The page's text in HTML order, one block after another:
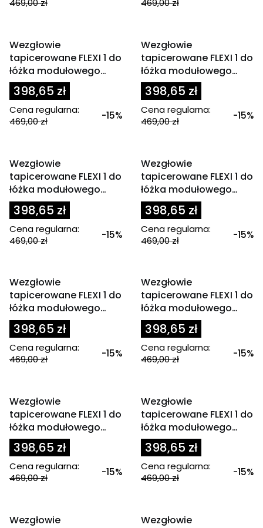
469,00 zł
469,00 zł
Wezgłowie
tapicerowane FLEXI 1 do
łóżka modułowego
80x200 cm zagłówek
granatowy
398,65 zł
Cena regularna:
469,00 zł
-15%
Wezgłowie
tapicerowane FLEXI 1 do
łóżka modułowego
80x200 cm zagłówek
miętowe
398,65 zł
Cena regularna:
469,00 zł
-15%
Wezgłowie
tapicerowane FLEXI 1 do
łóżka modułowego
80x200 cm zagłówek
miodowy
398,65 zł
Cena regularna:
469,00 zł
-15%
Wezgłowie
tapicerowane FLEXI 1 do
łóżka modułowego
80x200 cm zagłówek
niebieski
398,65 zł
Cena regularna:
469,00 zł
-15%
Wezgłowie
tapicerowane FLEXI 1 do
łóżka modułowego
80x200 cm zagłówek
różowy
398,65 zł
Cena regularna:
469,00 zł
-15%
Wezgłowie
tapicerowane FLEXI 1 do
łóżka modułowego
80x200 cm zagłówek
szary
398,65 zł
Cena regularna:
469,00 zł
-15%
Wezgłowie
tapicerowane FLEXI 1 do
łóżka modułowego
80x200 cm zagłówek
zielony
398,65 zł
Cena regularna:
469,00 zł
-15%
Wezgłowie
tapicerowane FLEXI 1 do
łóżka modułowego
80x200 cm zagłówek
zielony
398,65 zł
Cena regularna:
469,00 zł
-15%
Wezgłowie
Wezgłowie